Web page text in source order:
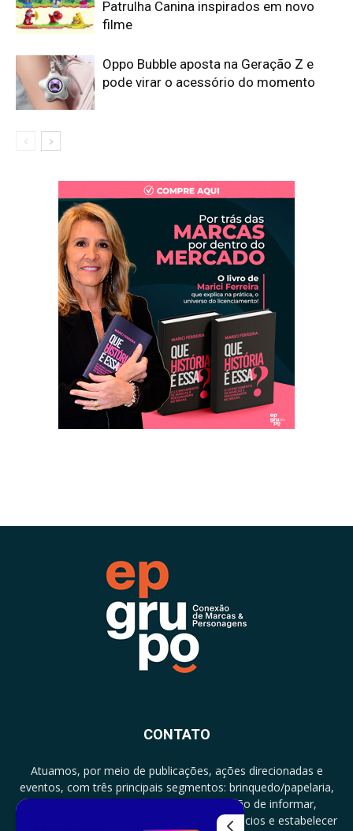
Patrulha Canina inspirados em novo
filme
Oppo Bubble aposta na Geração Z e
pode virar o acessório do momento
CONTATO
Atuamos, por meio de publicações, ações direcionadas e
eventos, com três principais segmentos: brinquedo/papelaria,
licenciamento e zero a três com a missão de informar,
documentar, proporcionar encontro de negócios e estabelecer